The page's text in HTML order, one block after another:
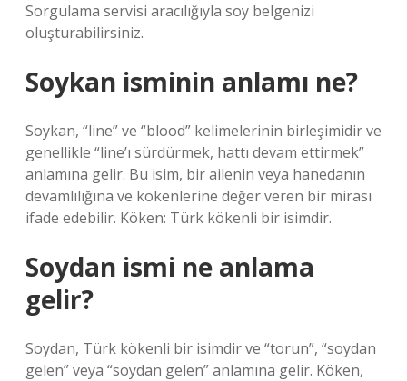
Sorgulama servisi aracılığıyla soy belgenizi
oluşturabilirsiniz.
Soykan isminin anlamı ne?
Soykan, “line” ve “blood” kelimelerinin birleşimidir ve
genellikle “line’ı sürdürmek, hattı devam ettirmek”
anlamına gelir. Bu isim, bir ailenin veya hanedanın
devamlılığına ve kökenlerine değer veren bir mirası
ifade edebilir. Köken: Türk kökenli bir isimdir.
Soydan ismi ne anlama
gelir?
Soydan, Türk kökenli bir isimdir ve “torun”, “soydan
gelen” veya “soydan gelen” anlamına gelir. Köken,